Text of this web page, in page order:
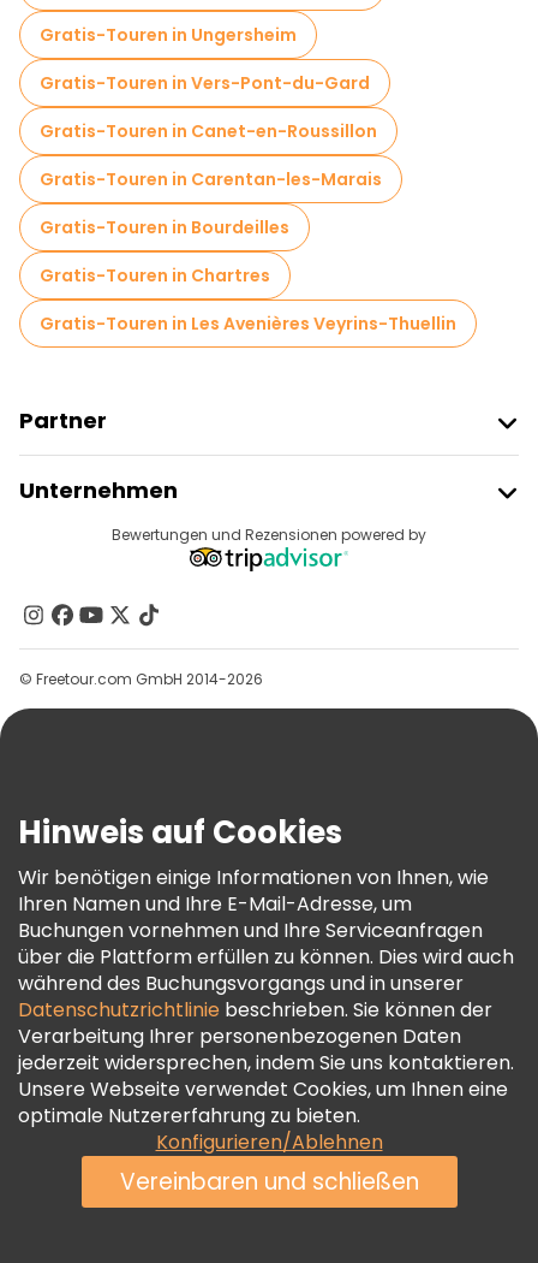
Gratis-Touren in Ungersheim
Gratis-Touren in Vers-Pont-du-Gard
Gratis-Touren in Canet-en-Roussillon
Gratis-Touren in Carentan-les-Marais
Gratis-Touren in Bourdeilles
Gratis-Touren in Chartres
Gratis-Touren in Les Avenières Veyrins-Thuellin
Partner
Anbieter-Anmeldung
Affiliate-Programm
Unternehmen
Reiseziele
Kontakt
Gruppen
Hilfe
AGB Und Rechtliches
Cookie-Richtlinie
Freetour Auszeichnungen
Treueprogramm
Bewertungen und Rezensionen powered by
© Freetour.com GmbH 2014-2026
Hinweis auf Cookies
Wir benötigen einige Informationen von Ihnen, wie
Ihren Namen und Ihre E-Mail-Adresse, um
Buchungen vornehmen und Ihre Serviceanfragen
über die Plattform erfüllen zu können. Dies wird auch
während des Buchungsvorgangs und in unserer
Datenschutzrichtlinie beschrieben. Sie können der
Verarbeitung Ihrer personenbezogenen Daten
jederzeit widersprechen, indem Sie uns kontaktieren.
Unsere Webseite verwendet Cookies, um Ihnen eine
optimale Nutzererfahrung zu bieten.
Konfigurieren/Ablehnen
Vereinbaren und schließen